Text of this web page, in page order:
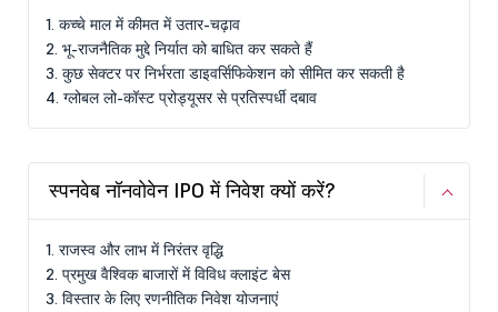
1. कच्चे माल में कीमत में उतार-चढ़ाव
2. भू-राजनैतिक मुद्दे निर्यात को बाधित कर सकते हैं
3. कुछ सेक्टर पर निर्भरता डाइवर्सिफिकेशन को सीमित कर सकती है
4. ग्लोबल लो-कॉस्ट प्रोड्यूसर से प्रतिस्पर्धी दबाव
स्पनवेब नॉनवोवेन IPO में निवेश क्यों करें?
1. राजस्व और लाभ में निरंतर वृद्धि
2. प्रमुख वैश्विक बाजारों में विविध क्लाइंट बेस
3. विस्तार के लिए रणनीतिक निवेश योजनाएं